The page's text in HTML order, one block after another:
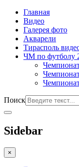
Главная
Видео
Галерея фото
Акварели
Тирасполь
ЧМ по футболу
Поиск
Sidebar
×